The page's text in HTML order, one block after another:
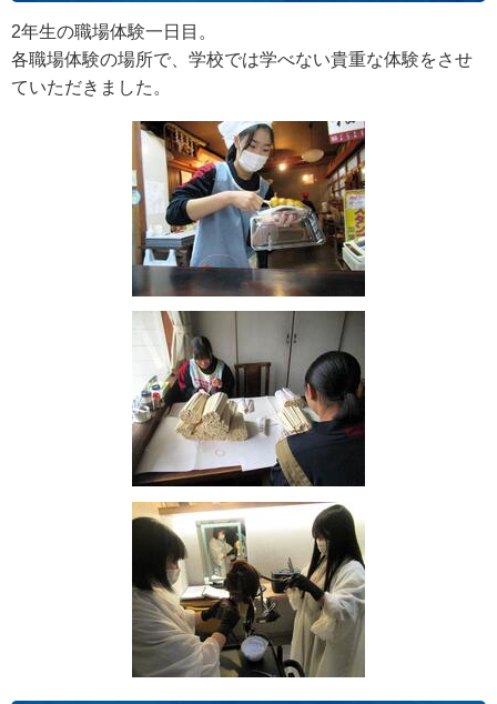
2年生の職場体験一日目。
各職場体験の場所で、学校では学べない貴重な体験をさせ
ていただきました。